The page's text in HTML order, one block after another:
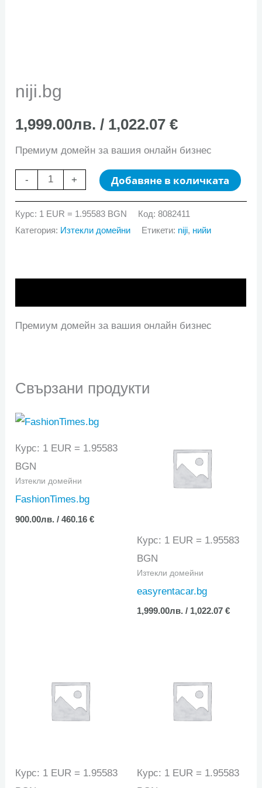
niji.bg
1,999.00лв. / 1,022.07 €
Премиум домейн за вашия онлайн бизнес
-
количество
niji.bg
+ Добавяне в количката
Курс: 1 EUR = 1.95583 BGN Код:8082411
Категория: Изтекли домейни Етикети: niji, нийи
Премиум домейн за вашия онлайн бизнес
Свързани продукти
Курс: 1 EUR = 1.95583
BGN
Изтекли домейни
FashionTimes.bg
900.00лв. / 460.16 €
Курс: 1 EUR = 1.95583
BGN
Изтекли домейни
easyrentacar.bg
1,999.00лв. / 1,022.07 €
Курс: 1 EUR = 1.95583
Курс: 1 EUR = 1.95583